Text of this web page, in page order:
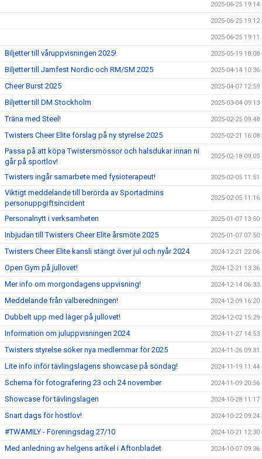
2025-06-25 19:14
2025-06-25 19:12
2025-06-25 19:11
Biljetter till våruppvisningen 2025! 2025-05-19 18:08
Biljetter till Jamfest Nordic och RM/SM 2025 2025-04-14 10:36
Cheer Burst 2025 2025-04-07 12:59
Biljetter till DM Stockholm 2025-03-04 09:13
Träna med Steel! 2025-02-25 09:48
Twisters Cheer Elite förslag på ny styrelse 2025 2025-02-21 16:08
Passa på att köpa Twistersmössor och halsdukar innan ni
går på sportlov!
2025-02-18 09:05
Twisters ingår samarbete med fysioterapeut! 2025-02-05 11:51
Viktigt meddelande till berörda av Sportadmins
personuppgiftsincident
2025-02-05 11:16
Personalnytt i verksamheten 2025-01-07 13:50
Inbjudan till Twisters Cheer Elite årsmöte 2025 2025-01-07 07:50
Twisters Cheer Elite kansli stängt över jul och nyår 2024 2024-12-21 22:06
Open Gym på jullovet! 2024-12-21 13:36
Mer info om morgondagens uppvisning! 2024-12-14 06:33
Meddelande från valberedningen! 2024-12-09 16:20
Dubbelt upp med läger på jullovet! 2024-12-02 15:29
Information om juluppvisningen 2024 2024-11-27 14:53
Twisters styrelse söker nya medlemmar för 2025 2024-11-26 09:31
Lite info inför tävlingslagens showcase på söndag! 2024-11-19 11:44
Schema för fotografering 23 och 24 november 2024-11-09 20:56
Showcase för tävlingslagen 2024-10-28 11:17
Snart dags för höstlov! 2024-10-22 09:24
#TWAMILY - Föreningsdag 27/10 2024-10-21 12:30
Med anledning av helgens artikel i Aftonbladet 2024-10-07 09:36